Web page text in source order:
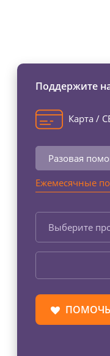
Поддержите
Карта /
Разовая
Ежемесячные
Выберите
ПОМОЧЬ